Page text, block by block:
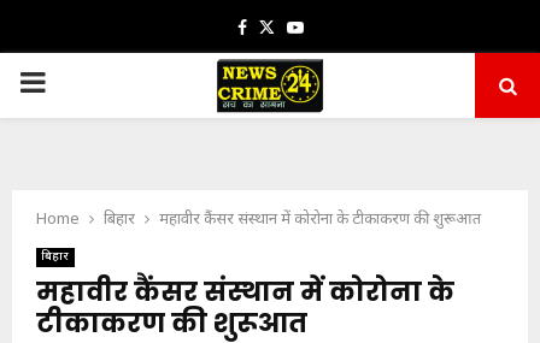
Facebook
TwitterYoutube
PRIMARY
Home बिहार महावीर कैंसर संस्थान में कोरोना के टीकाकरण की शुरूआत
बिहार
महावीर कैंसर संस्थान में कोरोना के
टीकाकरण की शुरूआत